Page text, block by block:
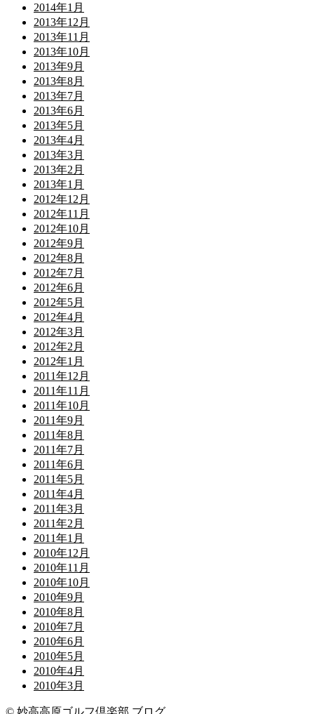
2014年1月
2013年12月
2013年11月
2013年10月
2013年9月
2013年8月
2013年7月
2013年6月
2013年5月
2013年4月
2013年3月
2013年2月
2013年1月
2012年12月
2012年11月
2012年10月
2012年9月
2012年8月
2012年7月
2012年6月
2012年5月
2012年4月
2012年3月
2012年2月
2012年1月
2011年12月
2011年11月
2011年10月
2011年9月
2011年8月
2011年7月
2011年6月
2011年5月
2011年4月
2011年3月
2011年2月
2011年1月
2010年12月
2010年11月
2010年10月
2010年9月
2010年8月
2010年7月
2010年6月
2010年5月
2010年4月
2010年3月
© 妙高高原ゴルフ倶楽部 ブログ